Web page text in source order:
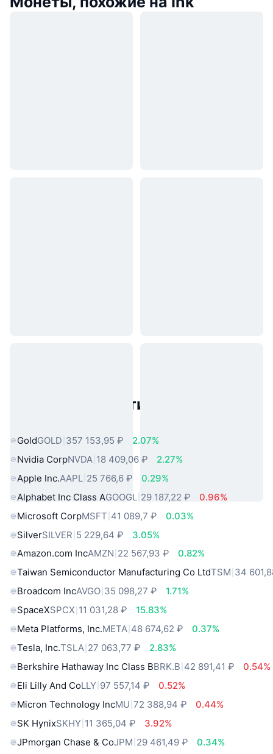
Популярные активы реального
GoldGOLD 357 153,95 ₽
2.07%
Nvidia CorpNVDA 18 409,06 ₽
2.27%
Apple Inc.AAPL 25 766,6 ₽
0.29%
Alphabet Inc Class AGOOGL 29 187,22 ₽
0.96%
Microsoft CorpMSFT 41 089,7 ₽
0.03%
SilverSILVER 5 229,64 ₽
3.05%
Amazon.com IncAMZN 22 567,93 ₽
0.82%
Taiwan Semiconductor Manufacturing Co LtdTSM 34
Broadcom IncAVGO 35 098,27 ₽
1.71%
SpaceXSPCX 11 031,28 ₽
15.83%
Meta Platforms, Inc.META 48 674,62 ₽
0.37%
Tesla, Inc.TSLA 27 063,77 ₽
2.83%
Berkshire Hathaway Inc Class BBRK.B 42 891,41 ₽
0.54%
Eli Lilly And CoLLY 97 557,14 ₽
0.52%
Micron Technology IncMU 72 388,94 ₽
0.44%
SK HynixSKHY 11 365,04 ₽
3.92%
JPmorgan Chase & CoJPM 29 461,49 ₽
0.34%